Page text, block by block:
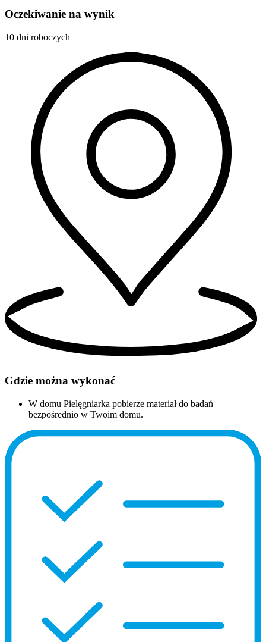
Oczekiwanie na wynik
10 dni roboczych
Gdzie można wykonać
W domu Pielęgniarka pobierze materiał do badań
bezpośrednio w Twoim domu.